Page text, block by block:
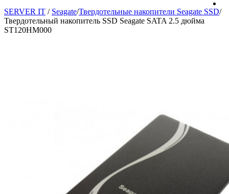
SERVER IT / Seagate/Твердотельные накопители Seagate SSD/
Твердотельный накопитель SSD Seagate SATA 2.5 дюйма
ST120HM000